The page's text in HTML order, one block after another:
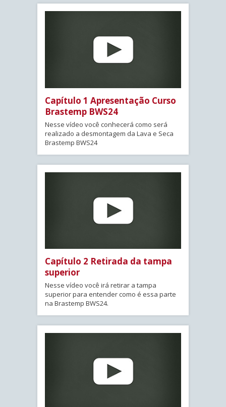
Capítulo 1 Apresentação Curso
Brastemp BWS24
Nesse vídeo você conhecerá como será
realizado a desmontagem da Lava e Seca
Brastemp BWS24
Capítulo 2 Retirada da tampa
superior
Nesse vídeo você irá retirar a tampa
superior para entender como é essa parte
na Brastemp BWS24.